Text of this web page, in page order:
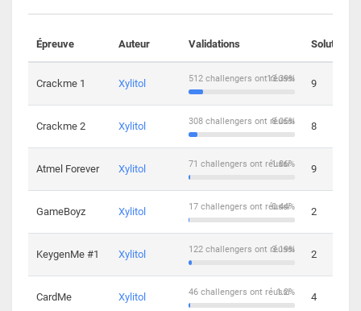
Épreuve Auteur Validations Solutions
Crackme 1 Xylitol 13.39%
512 challengers ont réussi 9
Crackme 2 Xylitol 8.05%
308 challengers ont réussi 8
Atmel Forever Xylitol 1.86%
71 challengers ont réussi 9
GameBoyz Xylitol 0.44%
17 challengers ont réussi 2
KeygenMe #1 Xylitol 3.19%
122 challengers ont réussi 2
CardMe Xylitol 1.2%
46 challengers ont réussi 4